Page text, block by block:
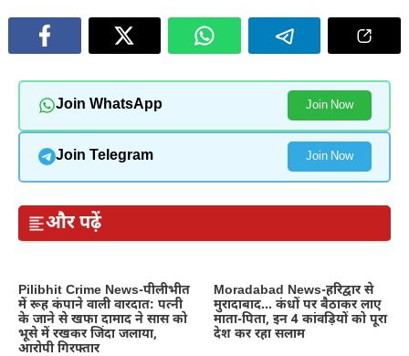
Join WhatsApp Join Now
Join Telegram Join Now
और पढ़ें
Pilibhit Crime News-पीलीभीत
में रूह कंपाने वाली वारदात: पत्नी
के जाने से खफा दामाद ने सास को
भूसे में रखकर जिंदा जलाया,
आरोपी गिरफ्तार
Moradabad News-हरिद्वार से
मुरादाबाद… कंधों पर बैठाकर लाए
माता-पिता, इन 4 कांवड़ियों को पूरा
देश कर रहा सलाम